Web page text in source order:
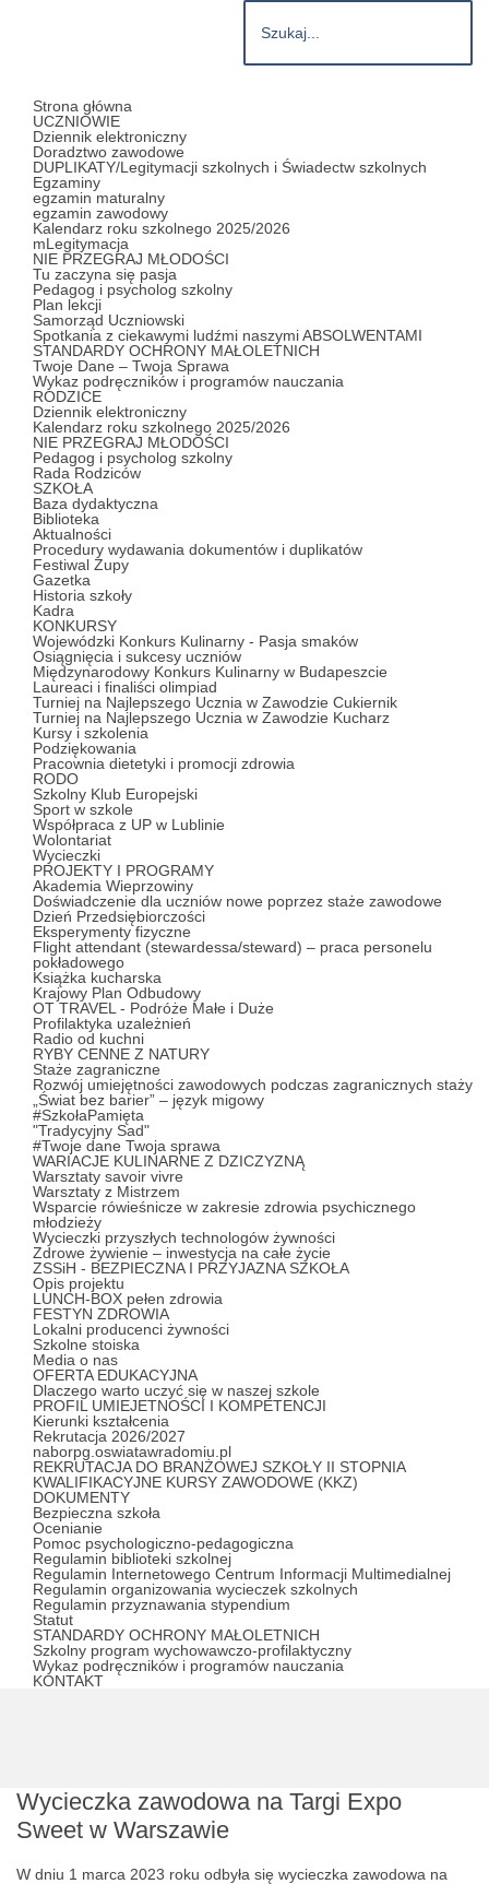
Strona główna
UCZNIOWIE
Dziennik elektroniczny
Doradztwo zawodowe
DUPLIKATY/Legitymacji szkolnych i Świadectw szkolnych
Egzaminy
egzamin maturalny
egzamin zawodowy
Kalendarz roku szkolnego 2025/2026
mLegitymacja
NIE PRZEGRAJ MŁODOŚCI
Tu zaczyna się pasja
Pedagog i psycholog szkolny
Plan lekcji
Samorząd Uczniowski
Spotkania z ciekawymi ludźmi naszymi ABSOLWENTAMI
STANDARDY OCHRONY MAŁOLETNICH
Twoje Dane – Twoja Sprawa
Wykaz podręczników i programów nauczania
RODZICE
Dziennik elektroniczny
Kalendarz roku szkolnego 2025/2026
NIE PRZEGRAJ MŁODOŚCI
Pedagog i psycholog szkolny
Rada Rodziców
SZKOŁA
Baza dydaktyczna
Biblioteka
Aktualności
Procedury wydawania dokumentów i duplikatów
Festiwal Zupy
Gazetka
Historia szkoły
Kadra
KONKURSY
Wojewódzki Konkurs Kulinarny - Pasja smaków
Osiągnięcia i sukcesy uczniów
Międzynarodowy Konkurs Kulinarny w Budapeszcie
Laureaci i finaliści olimpiad
Turniej na Najlepszego Ucznia w Zawodzie Cukiernik
Turniej na Najlepszego Ucznia w Zawodzie Kucharz
Kursy i szkolenia
Podziękowania
Pracownia dietetyki i promocji zdrowia
RODO
Szkolny Klub Europejski
Sport w szkole
Współpraca z UP w Lublinie
Wolontariat
Wycieczki
PROJEKTY I PROGRAMY
Akademia Wieprzowiny
Doświadczenie dla uczniów nowe poprzez staże zawodowe
Dzień Przedsiębiorczości
Eksperymenty fizyczne
Flight attendant (stewardessa/steward) – praca personelu
pokładowego
Książka kucharska
Krajowy Plan Odbudowy
OT TRAVEL - Podróże Małe i Duże
Profilaktyka uzależnień
Radio od kuchni
RYBY CENNE Z NATURY
Staże zagraniczne
Rozwój umiejętności zawodowych podczas zagranicznych staży
„Świat bez barier” – język migowy
#SzkołaPamięta
"Tradycyjny Sad"
#Twoje dane Twoja sprawa
WARIACJE KULINARNE Z DZICZYZNĄ
Warsztaty savoir vivre
Warsztaty z Mistrzem
Wsparcie rówieśnicze w zakresie zdrowia psychicznego
młodzieży
Wycieczki przyszłych technologów żywności
Zdrowe żywienie – inwestycja na całe życie
ZSSiH - BEZPIECZNA I PRZYJAZNA SZKOŁA
Opis projektu
LUNCH-BOX pełen zdrowia
FESTYN ZDROWIA
Lokalni producenci żywności
Szkolne stoiska
Media o nas
OFERTA EDUKACYJNA
Dlaczego warto uczyć się w naszej szkole
PROFIL UMIEJETNOŚCI I KOMPETENCJI
Kierunki kształcenia
Rekrutacja 2026/2027
naborpg.oswiatawradomiu.pl
REKRUTACJA DO BRANŻOWEJ SZKOŁY II STOPNIA
KWALIFIKACYJNE KURSY ZAWODOWE (KKZ)
DOKUMENTY
Bezpieczna szkoła
Ocenianie
Pomoc psychologiczno-pedagogiczna
Regulamin biblioteki szkolnej
Regulamin Internetowego Centrum Informacji Multimedialnej
Regulamin organizowania wycieczek szkolnych
Regulamin przyznawania stypendium
Statut
STANDARDY OCHRONY MAŁOLETNICH
Szkolny program wychowawczo-profilaktyczny
Wykaz podręczników i programów nauczania
KONTAKT
Wycieczka zawodowa na Targi Expo
Sweet w Warszawie
W dniu 1 marca 2023 roku odbyła się wycieczka zawodowa na